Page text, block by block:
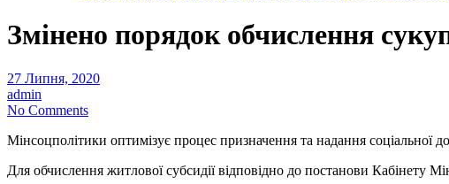
Змінено порядок обчислення
27 Липня, 2020
admin
No Comments
Мінсоцполітики оптимізує процес призначення та надання соціальної
Для обчислення житлової субсидії відповідно до постанови Кабінету